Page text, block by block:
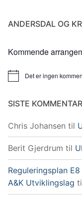
ANDERSDAL OG
Kommende
MerknadDet er ingen
SISTE
Chris Johansen til
Berit Gjerdrum til
Reguleringsplan
A&K Utviklingslag